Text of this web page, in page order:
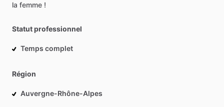
la femme !
Statut professionnel
Temps complet
Région
Auvergne-Rhône-Alpes